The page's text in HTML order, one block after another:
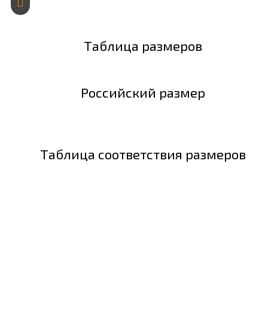
Таблица размеров
Российский размер
Таблица соответствия размеров